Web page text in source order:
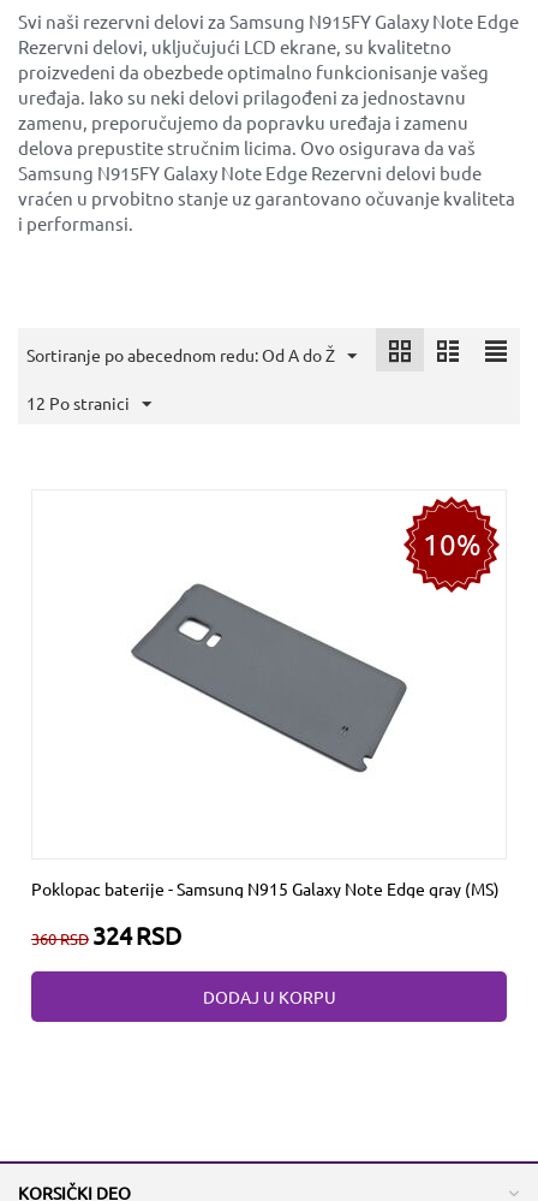
Svi naši rezervni delovi za Samsung N915FY Galaxy Note Edge
Rezervni delovi, uključujući LCD ekrane, su kvalitetno
proizvedeni da obezbede optimalno funkcionisanje vašeg
uređaja. Iako su neki delovi prilagođeni za jednostavnu
zamenu, preporučujemo da popravku uređaja i zamenu
delova prepustite stručnim licima. Ovo osigurava da vaš
Samsung N915FY Galaxy Note Edge Rezervni delovi bude
vraćen u prvobitno stanje uz garantovano očuvanje kvaliteta
i performansi.
Sortiranje po abecednom redu: Od A do Ž
12 Po stranici
10%
Poklopac baterije - Samsung N915 Galaxy Note Edge gray (MS)
360RSD 324RSD
DODAJ U KORPU
KORSIČKI DEO